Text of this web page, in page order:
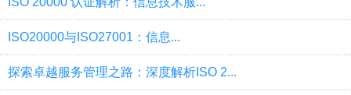
ISO20000与ISO27001：信息...
探索卓越服务管理之路：深度解析ISO 2...